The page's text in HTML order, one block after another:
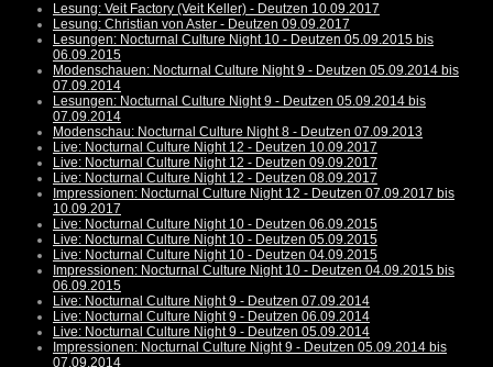
Lesung: Veit Factory (Veit Keller) - Deutzen 10.09.2017
Lesung: Christian von Aster - Deutzen 09.09.2017
Lesungen: Nocturnal Culture Night 10 - Deutzen 05.09.2015 bis
06.09.2015
Modenschauen: Nocturnal Culture Night 9 - Deutzen 05.09.2014 bis
07.09.2014
Lesungen: Nocturnal Culture Night 9 - Deutzen 05.09.2014 bis
07.09.2014
Modenschau: Nocturnal Culture Night 8 - Deutzen 07.09.2013
Live: Nocturnal Culture Night 12 - Deutzen 10.09.2017
Live: Nocturnal Culture Night 12 - Deutzen 09.09.2017
Live: Nocturnal Culture Night 12 - Deutzen 08.09.2017
Impressionen: Nocturnal Culture Night 12 - Deutzen 07.09.2017 bis
10.09.2017
Live: Nocturnal Culture Night 10 - Deutzen 06.09.2015
Live: Nocturnal Culture Night 10 - Deutzen 05.09.2015
Live: Nocturnal Culture Night 10 - Deutzen 04.09.2015
Impressionen: Nocturnal Culture Night 10 - Deutzen 04.09.2015 bis
06.09.2015
Live: Nocturnal Culture Night 9 - Deutzen 07.09.2014
Live: Nocturnal Culture Night 9 - Deutzen 06.09.2014
Live: Nocturnal Culture Night 9 - Deutzen 05.09.2014
Impressionen: Nocturnal Culture Night 9 - Deutzen 05.09.2014 bis
07.09.2014